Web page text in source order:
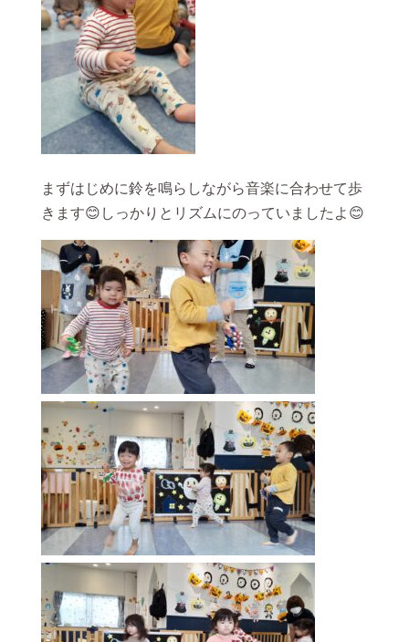
まずはじめに鈴を鳴らしながら音楽に合わせて歩
きます😊しっかりとリズムにのっていましたよ😊